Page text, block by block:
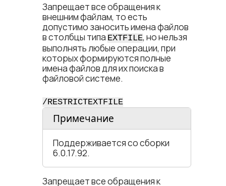
Запрещает все обращения к
внешним файлам, то есть
допустимо заносить имена файлов
в столбцы типа EXTFILE, но нельзя
выполнять любые операции, при
которых формируются полные
имена файлов для их поиска в
файловой системе.
/RESTRICTEXTFILE
Примечание
Поддерживается со сборки
6.0.17.92.
Запрещает все обращения к